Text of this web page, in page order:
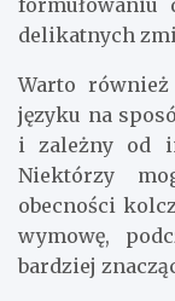
delikatnych
Warto
języku na
i zależny od
Niektórzy
obecności
wymowę,
bardziej